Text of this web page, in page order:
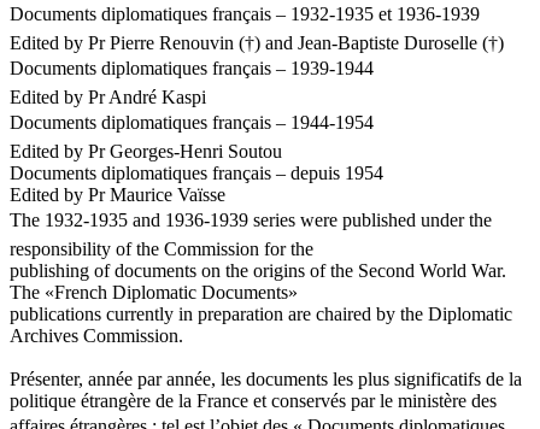
Documents diplomatiques français – 1932-1935 et 1936-1939
Edited by Pr Pierre Renouvin (†) and Jean-Baptiste Duroselle (†)
Documents diplomatiques français – 1939-1944
Edited by Pr André Kaspi
Documents diplomatiques français – 1944-1954
Edited by Pr Georges-Henri Soutou
Documents diplomatiques français – depuis 1954
Edited by Pr Maurice Vaïsse
The 1932-1935 and 1936-1939 series were published under the
responsibility of the Commission for the
publishing of documents on the origins of the Second World War.
The «French Diplomatic Documents»
publications currently in preparation are chaired by the Diplomatic
Archives Commission.
Présenter, année par année, les documents les plus significatifs de la
politique étrangère de la France et conservés par le ministère des